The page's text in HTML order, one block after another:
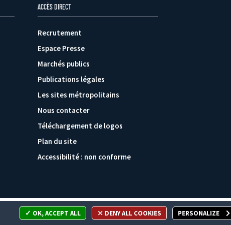
ACCÈS DIRECT
Recrutement
Espace Presse
Marchés publics
Publications légales
Les sites métropolitains
Nous contacter
Téléchargement de logos
Plan du site
Accessibilité : non conforme
OK, ACCEPT ALL DENY ALL COOKIES PERSONALIZE